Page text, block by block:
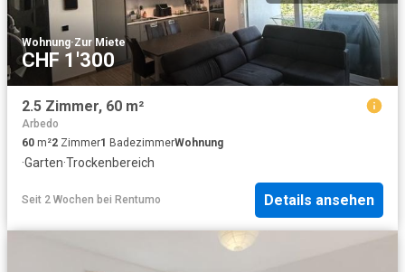
Wohnung·Zur Miete
CHF 1'300
2.5 Zimmer, 60 m²
Arbedo
60 m²2 Zimmer1 BadezimmerWohnung
·Garten·Trockenbereich
Seit 2 Wochen bei Rentumo Details ansehen